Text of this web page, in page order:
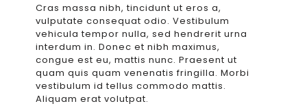
Cras massa nibh, tincidunt ut eros a,
vulputate consequat odio. Vestibulum
vehicula tempor nulla, sed hendrerit urna
interdum in. Donec et nibh maximus,
congue est eu, mattis nunc. Praesent ut
quam quis quam venenatis fringilla. Morbi
vestibulum id tellus commodo mattis.
Aliquam erat volutpat.